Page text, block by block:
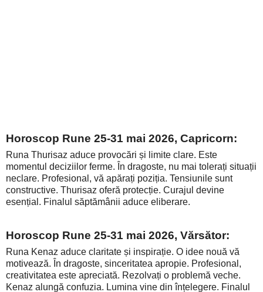
Horoscop Rune 25-31 mai 2026, Capricorn:
Runa Thurisaz aduce provocări și limite clare. Este
momentul deciziilor ferme. În dragoste, nu mai tolerați situații
neclare. Profesional, vă apărați poziția. Tensiunile sunt
constructive. Thurisaz oferă protecție. Curajul devine
esențial. Finalul săptămânii aduce eliberare.
Horoscop Rune 25-31 mai 2026, Vărsător:
Runa Kenaz aduce claritate și inspirație. O idee nouă vă
motivează. În dragoste, sinceritatea apropie. Profesional,
creativitatea este apreciată. Rezolvați o problemă veche.
Kenaz alungă confuzia. Lumina vine din înțelegere. Finalul